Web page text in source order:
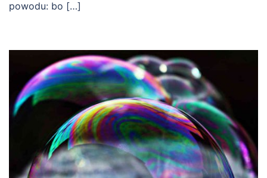
powodu: bo […]